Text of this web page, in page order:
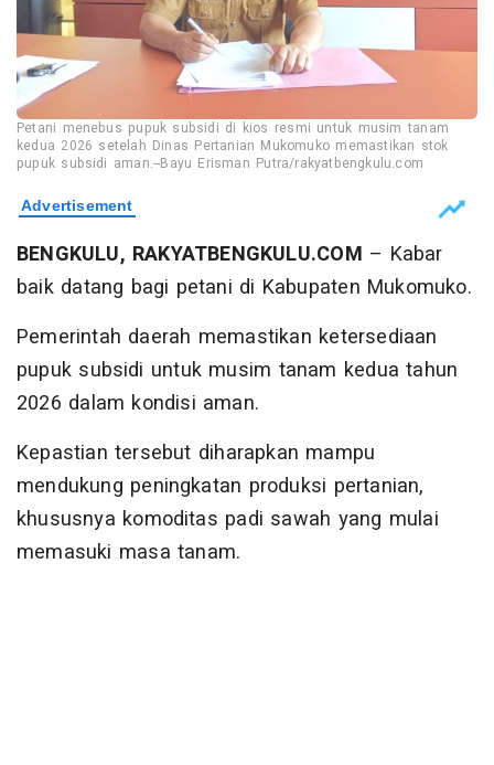
Petani menebus pupuk subsidi di kios resmi untuk musim tanam
kedua 2026 setelah Dinas Pertanian Mukomuko memastikan stok
pupuk subsidi aman.--Bayu Erisman Putra/rakyatbengkulu.com
BENGKULU, RAKYATBENGKULU.COM – Kabar
baik datang bagi petani di Kabupaten Mukomuko.
Pemerintah daerah memastikan ketersediaan
pupuk subsidi untuk musim tanam kedua tahun
2026 dalam kondisi aman.
Kepastian tersebut diharapkan mampu
mendukung peningkatan produksi pertanian,
khususnya komoditas padi sawah yang mulai
memasuki masa tanam.